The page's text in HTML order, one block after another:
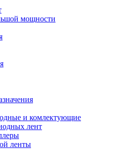
мощности
и комлектующие
лент
ленты